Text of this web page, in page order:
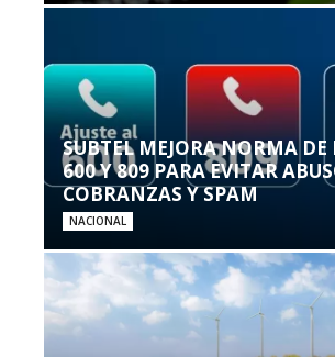
SUBTEL MEJORA NORMA DE
600 Y 809 PARA EVITAR
COBRANZAS Y SPAM
NACIONAL